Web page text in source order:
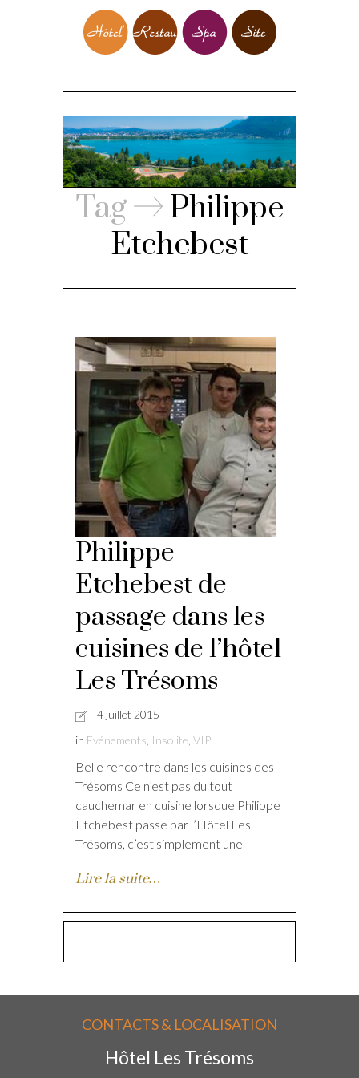
Tag
Philippe
Etchebest
Philippe
Etchebest de
passage dans les
cuisines de l’hôtel
Les Trésoms
4 juillet 2015
in Evénements, Insolite, VIP
Belle rencontre dans les cuisines des
Trésoms Ce n’est pas du tout
cauchemar en cuisine lorsque Philippe
Etchebest passe par l’Hôtel Les
Trésoms, c’est simplement une
Lire la suite…
CONTACTS & LOCALISATION
Hôtel Les Trésoms